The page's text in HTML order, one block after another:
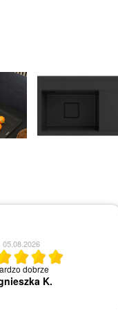
04.08.2026
i miła obsługa.
B.